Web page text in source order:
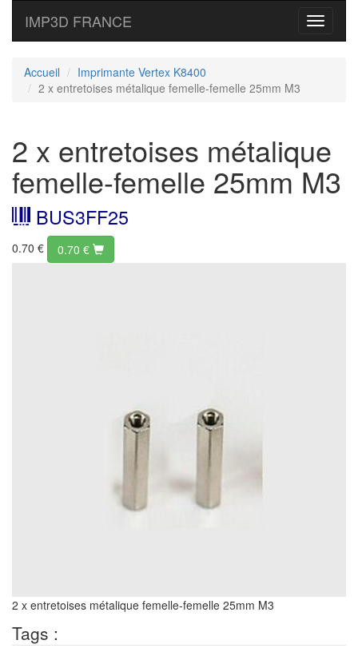
Toggle
IMP3D FRANCE
Accueil
Imprimante Vertex K8400
2 x entretoises métalique femelle-femelle 25mm M3
2 x entretoises métalique
femelle-femelle 25mm M3
BUS3FF25
0.70 € 0.70 €
2 x entretoises métalique femelle-femelle 25mm M3
Tags :